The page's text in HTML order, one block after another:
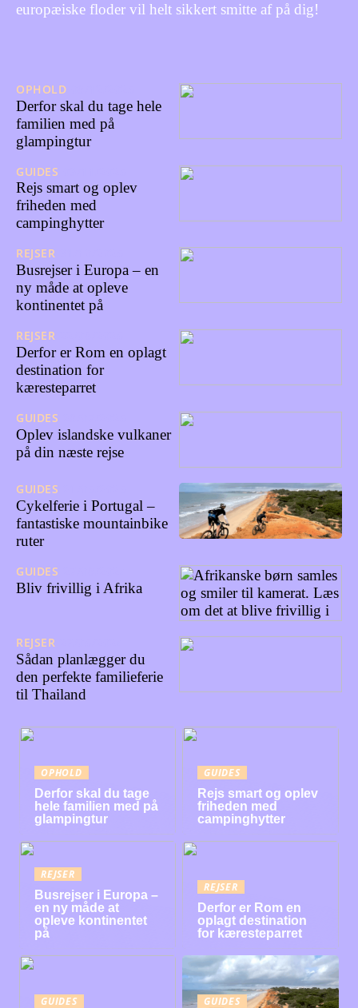
europæiske floder vil helt sikkert smitte af på dig!
OPHOLD
Derfor skal du tage hele
familien med på
glampingtur
GUIDES
Rejs smart og oplev
friheden med
campinghytter
REJSER
Busrejser i Europa – en
ny måde at opleve
kontinentet på
REJSER
Derfor er Rom en oplagt
destination for
kæresteparret
GUIDES
Oplev islandske vulkaner
på din næste rejse
GUIDES
Cykelferie i Portugal –
fantastiske mountainbike
ruter
GUIDES
Bliv frivillig i Afrika
REJSER
Sådan planlægger du
den perfekte familieferie
til Thailand
OPHOLD
Derfor skal du tage
hele familien med på
glampingtur
GUIDES
Rejs smart og oplev
friheden med
campinghytter
REJSER
Busrejser i Europa –
en ny måde at
opleve kontinentet
på
REJSER
Derfor er Rom en
oplagt destination
for kæresteparret
GUIDES GUIDES